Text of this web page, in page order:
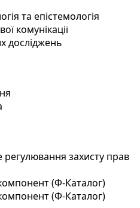
та епістемологія
комунікації
досліджень
захисту прав
(Ф-Каталог)
(Ф-Каталог)